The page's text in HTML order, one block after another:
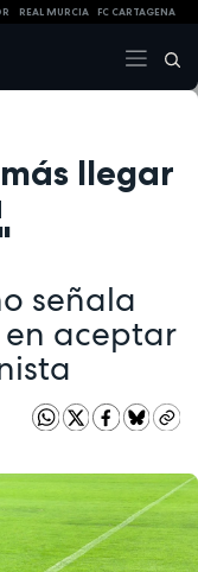
REAL MURCIA FC CARTAGENA
llegar
señala
aceptar